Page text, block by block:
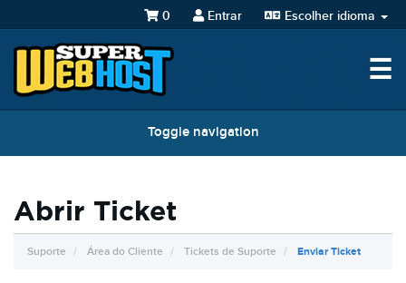
Escolher idioma
Entrar
0
☰
Toggle navigation
Abrir Ticket
Suporte Área do Cliente Tickets de Suporte Enviar Ticket